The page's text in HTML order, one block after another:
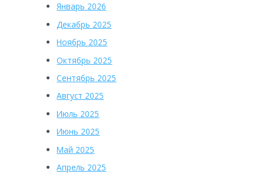
Январь 2026
Декабрь 2025
Ноябрь 2025
Октябрь 2025
Сентябрь 2025
Август 2025
Июль 2025
Июнь 2025
Май 2025
Апрель 2025